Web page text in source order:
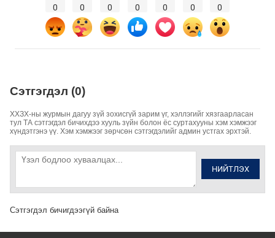
0 0 0 0 0 0 0
Сэтгэгдэл (0)
ХХЗХ-ны журмын дагуу зүй зохисгүй зарим үг, хэллэгийг хязгаарласан
тул ТА сэтгэгдэл бичихдээ хууль зүйн болон ёс суртахууны хэм хэмжээг
хүндэтгэнэ үү. Хэм хэмжээг зөрчсөн сэтгэгдэлийг админ устгах эрхтэй.
НИЙТЛЭХ
Сэтгэгдэл бичигдээгүй байна